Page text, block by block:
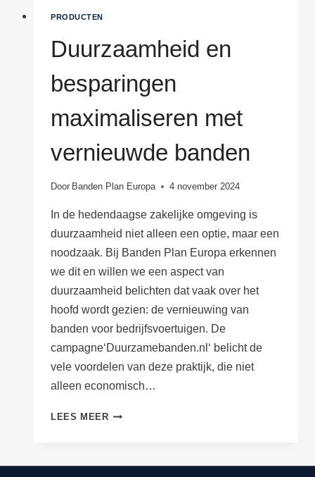
PRODUCTEN
Duurzaamheid en
besparingen
maximaliseren met
vernieuwde banden
Door Banden Plan Europa 4 november 2024
In de hedendaagse zakelijke omgeving is
duurzaamheid niet alleen een optie, maar een
noodzaak. Bij Banden Plan Europa erkennen
we dit en willen we een aspect van
duurzaamheid belichten dat vaak over het
hoofd wordt gezien: de vernieuwing van
banden voor bedrijfsvoertuigen. De
campagne‘Duurzamebanden.nl‘ belicht de
vele voordelen van deze praktijk, die niet
alleen economisch…
LEES MEERDUURZAAMHEID